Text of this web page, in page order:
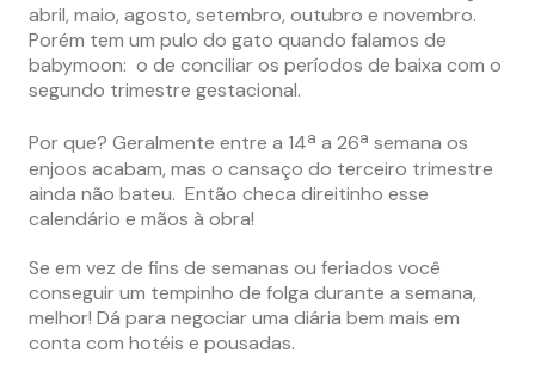
abril, maio, agosto, setembro, outubro e novembro.
Porém tem um pulo do gato quando falamos de
babymoon: o de conciliar os períodos de baixa com o
segundo trimestre gestacional.
Por que? Geralmente entre a 14a a 26a semana os
enjoos acabam, mas o cansaço do terceiro trimestre
ainda não bateu. Então checa direitinho esse
calendário e mãos à obra!
Se em vez de fins de semanas ou feriados você
conseguir um tempinho de folga durante a semana,
melhor! Dá para negociar uma diária bem mais em
conta com hotéis e pousadas.